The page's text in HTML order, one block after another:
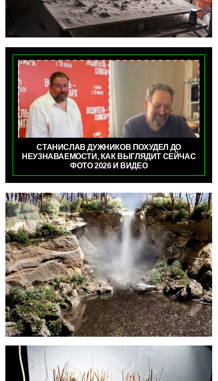
СТАНИСЛАВ ДУЖНИКОВ ПОХУДЕЛ ДО
НЕУЗНАВАЕМОСТИ, КАК ВЫГЛЯДИТ СЕЙЧАС
ФОТО 2026 И ВИДЕО